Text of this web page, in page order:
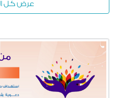
عرض كل